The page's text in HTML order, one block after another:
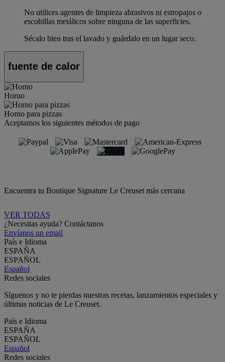
No utilices agentes de limpieza abrasivos ni estropajos o
escobillas metálicos sobre ninguna de las superficies.
Sécalo bien tras el lavado y guárdalo en un lugar seco.
fuente de calor
Horno
Horno para pizzas
Aceptamos los siguientes métodos de pago
Encuentra tu Boutique Signature Le Creuset más cercana
VER TODAS
¿Necesitas ayuda? Contáctanos
Envíanos un email
País e Idioma
ESPAÑA
ESPAÑOL
Español
Redes sociales
Síguenos y no te pierdas nuestras recetas, lanzamientos especiales y
últimas noticias de Le Creuset.
País e Idioma
ESPAÑA
ESPAÑOL
Español
Redes sociales